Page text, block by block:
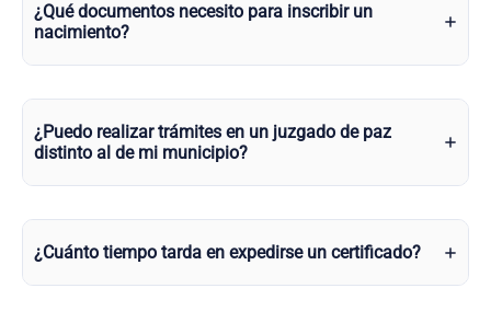
¿Qué documentos necesito para inscribir un
nacimiento?
¿Puedo realizar trámites en un juzgado de paz
distinto al de mi municipio?
¿Cuánto tiempo tarda en expedirse un certificado?